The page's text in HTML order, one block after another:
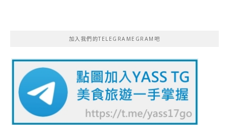
加入我們的TELEGRAMEGRAM吧